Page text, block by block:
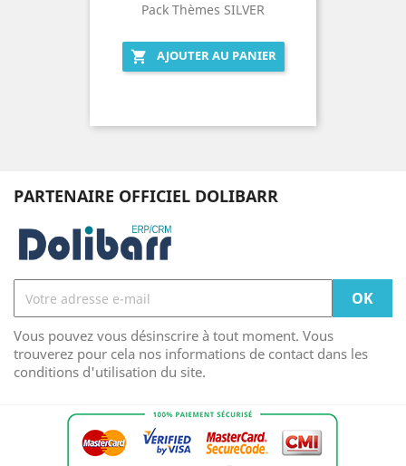
Pack Thèmes SILVER
 AJOUTER AU PANIER
PARTENAIRE OFFICIEL DOLIBARR
Vous pouvez vous désinscrire à tout moment. Vous
trouverez pour cela nos informations de contact dans les
conditions d'utilisation du site.